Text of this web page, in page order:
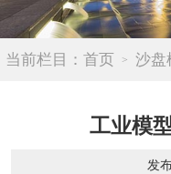
当前栏目： 首页 沙盘
工业模
发